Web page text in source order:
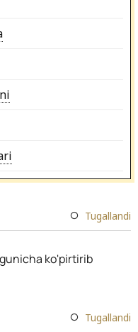
Tugallandi
ko'pirtirib
Tugallandi